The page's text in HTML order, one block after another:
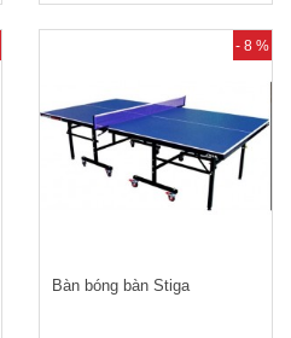
- 8 %
Bàn bóng bàn Stiga